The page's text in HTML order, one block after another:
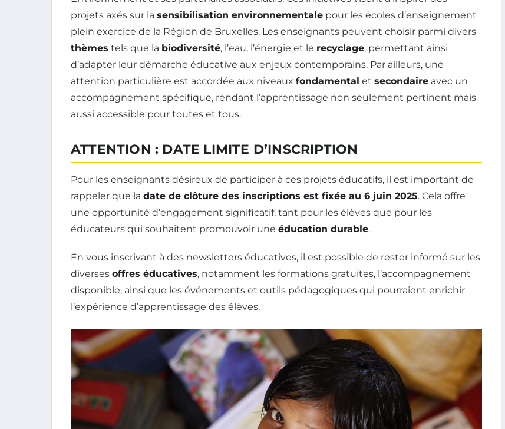
projets axés sur la sensibilisation environnementale pour les écoles d’enseignement
plein exercice de la Région de Bruxelles. Les enseignants peuvent choisir parmi divers
thèmes tels que la biodiversité, l’eau, l’énergie et le recyclage, permettant ainsi
d’adapter leur démarche éducative aux enjeux contemporains. Par ailleurs, une
attention particulière est accordée aux niveaux fondamental et secondaire avec un
accompagnement spécifique, rendant l’apprentissage non seulement pertinent mais
aussi accessible pour toutes et tous.
ATTENTION : DATE LIMITE D’INSCRIPTION
Pour les enseignants désireux de participer à ces projets éducatifs, il est important de
rappeler que la date de clôture des inscriptions est fixée au 6 juin 2025. Cela offre
une opportunité d’engagement significatif, tant pour les élèves que pour les
éducateurs qui souhaitent promouvoir une éducation durable.
En vous inscrivant à des newsletters éducatives, il est possible de rester informé sur les
diverses offres éducatives, notamment les formations gratuites, l’accompagnement
disponible, ainsi que les événements et outils pédagogiques qui pourraient enrichir
l’expérience d’apprentissage des élèves.